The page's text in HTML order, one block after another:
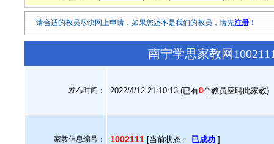
请合适的教员尽快网上申请，如果您还不是我们的教员，请先注册 ！
南宁学思家教网
发布时间： 2022/4/12 21:10:13 (已有0个教员应聘此家教)
家教信息编号： 1002111 [当前状态： 已成功 ]